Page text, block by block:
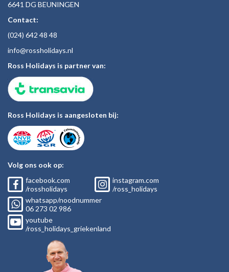
6641 DG BEUNINGEN
Contact:
(024) 642 48 48
info@rossholidays.nl
Ross Holidays is partner van:
Ross Holidays is aangesloten bij:
Volg ons ook op:
facebook.com
/rossholidays
instagram.com
/ross_holidays
whatsapp/noodnummer
06 273 02 986
youtube
/ross_holidays_griekenland